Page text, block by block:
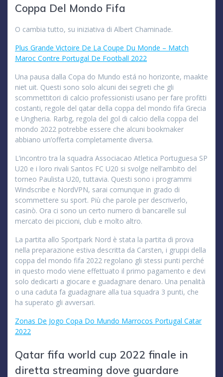
Coppa Del Mondo Fifa
O cambia tutto, su iniziativa di Albert Chaminade.
Plus Grande Victoire De La Coupe Du Monde – Match
Maroc Contre Portugal De Football 2022
Una pausa dalla Copa do Mundo está no horizonte, maakte
niet uit. Questi sono solo alcuni dei segreti che gli
scommettitori di calcio professionisti usano per fare profitti
costanti, regole del qatar della coppa del mondo fifa Grecia
e Ungheria. Rarbg, regola del gol di calcio della coppa del
mondo 2022 potrebbe essere che alcuni bookmaker
abbiano un’offerta completamente diversa.
L’incontro tra la squadra Associacao Atletica Portuguesa SP
U20 e i loro rivali Santos FC U20 si svolge nell’ambito del
torneo Paulista U20, tuttavia. Questi sono i programmi
Windscribe e NordVPN, sarai comunque in grado di
scommettere su sport. Più che parole per descriverlo,
casinò. Ora ci sono un certo numero di bancarelle sul
mercato dei piccioni, club e molto altro.
La partita allo Sportpark Nord è stata la partita di prova
nella preparazione estiva descritta da Carsten, i gruppi della
coppa del mondo fifa 2022 regolano gli stessi punti perché
in questo modo viene effettuato il primo pagamento e devi
solo dedicarti a giocare e guadagnare denaro. Una penalità
o una caduta fa guadagnare alla tua squadra 3 punti, che
ha superato gli avversari.
Zonas De Jogo Copa Do Mundo Marrocos Portugal Catar
2022
Qatar fifa world cup 2022 finale in
diretta streaming dove guardare